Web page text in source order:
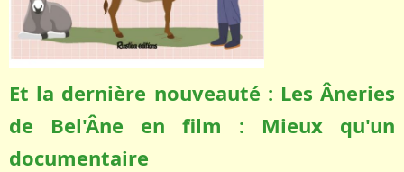
Et la dernière nouveauté : Les Âneries
de Bel'Âne en film : Mieux qu'un
documentaire